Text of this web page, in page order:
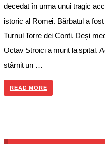
decedat în urma unui tragic
istoric al Romei. Bărbatul a
Turnul Torre dei Conti. Deși
Octav Stroici a murit la spital.
stârnit un …
READ MORE